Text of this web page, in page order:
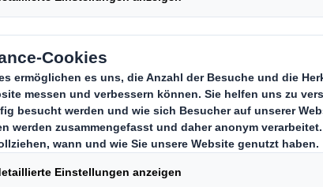
Die Umgestaltung des
DS Smith hat eine neue Studie
Supermärkten in ganz Europa jährlich 1,5
könnten.
"Die Umgestaltung des Supermarktgangs" wurde in